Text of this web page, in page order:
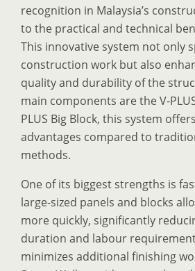
recognition in Malaysia’s
to the practical and technical
This innovative system not only
construction work but also
quality and durability of the
main components are the V-
PLUS Big Block, this system
advantages compared to
methods.
One of its biggest strengths is
large-sized panels and blocks
more quickly, significantly
duration and labour
minimizes additional finishing